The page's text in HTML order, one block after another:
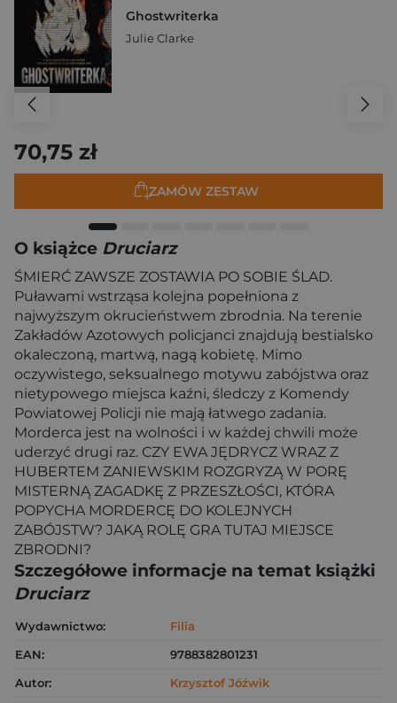
Ghostwriterka
Julie Clarke
70,75 zł
ZAMÓW ZESTAW
O książce Druciarz
ŚMIERĆ ZAWSZE ZOSTAWIA PO SOBIE ŚLAD.
Puławami wstrząsa kolejna popełniona z
najwyższym okrucieństwem zbrodnia. Na terenie
Zakładów Azotowych policjanci znajdują bestialsko
okaleczoną, martwą, nagą kobietę. Mimo
oczywistego, seksualnego motywu zabójstwa oraz
nietypowego miejsca kaźni, śledczy z Komendy
Powiatowej Policji nie mają łatwego zadania.
Morderca jest na wolności i w każdej chwili może
uderzyć drugi raz. CZY EWA JĘDRYCZ WRAZ Z
HUBERTEM ZANIEWSKIM ROZGRYZĄ W PORĘ
MISTERNĄ ZAGADKĘ Z PRZESZŁOŚCI, KTÓRA
POPYCHA MORDERCĘ DO KOLEJNYCH
ZABÓJSTW? JAKĄ ROLĘ GRA TUTAJ MIEJSCE
ZBRODNI?
Szczegółowe informacje na temat książki
Druciarz
Wydawnictwo:
Filia
EAN:
9788382801231
Autor:
Krzysztof Jóźwik